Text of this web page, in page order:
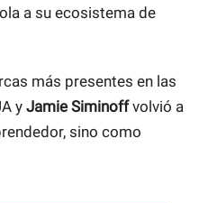
a su ecosistema de
más presentes en las
y Jamie Siminoffvolvió a
sino como